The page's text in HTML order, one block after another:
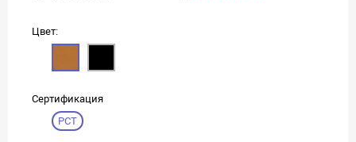
Цвет:
Сертификация
РСТ